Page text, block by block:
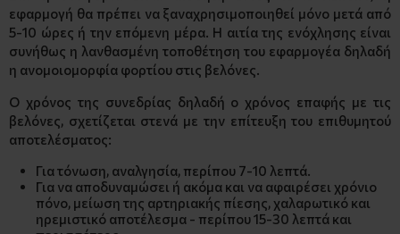
εφαρμογή θα πρέπει να ξαναχρησιμοποιηθεί μόνο μετά από
5-10 ώρες ή την επόμενη μέρα. Η αιτία της ενόχλησης είναι
συνήθως η λανθασμένη τοποθέτηση του εφαρμογέα δηλαδή
η ανομοιομορφία φορτίου στις βελόνες.
Ο χρόνος της συνεδρίας δηλαδή ο χρόνος επαφής με τις
βελόνες, σχετίζεται στενά με την επίτευξη του επιθυμητού
αποτελέσματος:
Για τόνωση, αναλγησία, περίπου 7-10 λεπτά.
Για να αποδυναμώσει ή ακόμα και να αφαιρέσει χρόνιο
πόνο, μείωση της αρτηριακής πίεσης, χαλαρωτικό και
ηρεμιστικό αποτέλεσμα - περίπου 15-30 λεπτά και